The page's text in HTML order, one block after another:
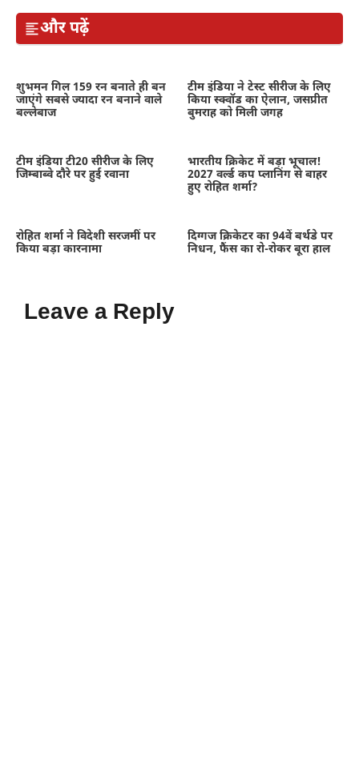
और पढ़ें
शुभमन गिल 159 रन बनाते ही बन
जाएंगे सबसे ज्यादा रन बनाने वाले
बल्लेबाज
टीम इंडिया ने टेस्ट सीरीज के लिए
किया स्क्वॉड का ऐलान, जसप्रीत
बुमराह को मिली जगह
टीम इंडिया टी20 सीरीज के लिए
जिम्बाब्वे दौरे पर हुई रवाना
भारतीय क्रिकेट में बड़ा भूचाल!
2027 वर्ल्ड कप प्लानिंग से बाहर
हुए रोहित शर्मा?
रोहित शर्मा ने विदेशी सरजमीं पर
किया बड़ा कारनामा
दिग्गज क्रिकेटर का 94वें बर्थडे पर
निधन, फैंस का रो-रोकर बूरा हाल
Leave a Reply